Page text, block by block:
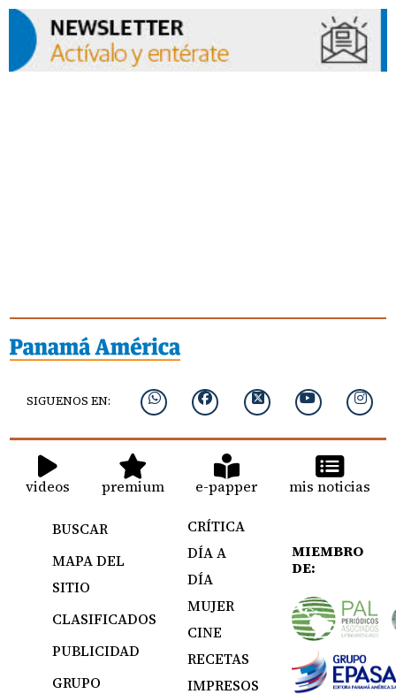
SIGUENOS EN:
videos premium e-papper mis noticias
BUSCAR
MAPA DEL
SITIO
CLASIFICADOS
PUBLICIDAD
GRUPO
CRÍTICA
DÍA A
DÍA
MUJER
CINE
RECETAS
IMPRESOS
MIEMBRO
DE: